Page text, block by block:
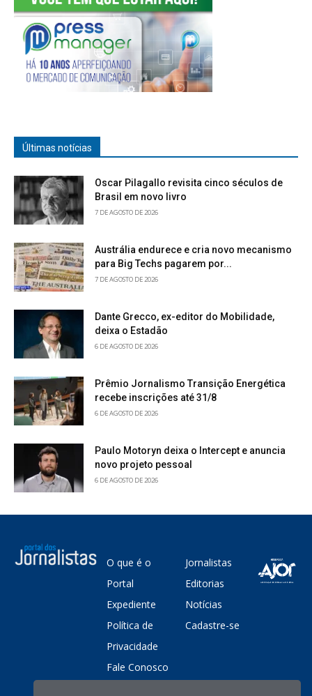
Últimas notícias
Oscar Pilagallo revisita cinco séculos de
Brasil em novo livro
7 DE AGOSTO DE 2026
Austrália endurece e cria novo mecanismo
para Big Techs pagarem por...
7 DE AGOSTO DE 2026
Dante Grecco, ex-editor do Mobilidade,
deixa o Estadão
6 DE AGOSTO DE 2026
Prêmio Jornalismo Transição Energética
recebe inscrições até 31/8
6 DE AGOSTO DE 2026
Paulo Motoryn deixa o Intercept e anuncia
novo projeto pessoal
6 DE AGOSTO DE 2026
O que é o
Portal
Expediente
Política de
Privacidade
Fale Conosco
Jornalistas
Editorias
Notícias
Cadastre-se